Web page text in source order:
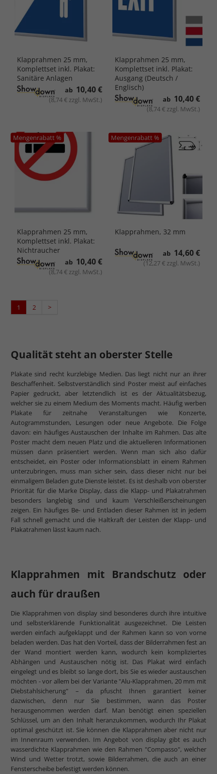
Klapprahmen 25 mm,
Komplettset inkl. Plakat:
Sanitäre Anlagen
ab 10,40 €
(8,74 € zzgl. MwSt.)
Klapprahmen 25 mm,
Komplettset inkl. Plakat:
Ausgang (Deutsch /
Englisch)
ab 10,40 €
(8,74 € zzgl. MwSt.)
Mengenrabatt %
Klapprahmen 25 mm,
Komplettset inkl. Plakat:
Nichtraucher
ab 10,40 €
(8,74 € zzgl. MwSt.)
Mengenrabatt %
Klapprahmen, 32 mm
ab 14,60 €
(12,27 € zzgl. MwSt.)
1 2 >
Qualität steht an oberster Stelle
Plakate sind recht kurzlebige Medien. Das liegt nicht nur an ihrer
Beschaffenheit. Selbstverständlich sind Poster meist auf einfaches
Papier gedruckt, aber letztendlich ist es der Aktualitätsbezug,
welcher sie zu einem Medium des Moments macht. Häufig werben
Plakate für zeitnahe Veranstaltungen wie Konzerte,
Autogrammstunden, Lesungen oder neue Angebote. Die Folge
davon: ein häufiges Austauschen der Inhalte im Rahmen. Das alte
Poster macht dem neuen Platz und die aktuelleren Informationen
müssen dann präsentiert werden. Wenn man sich also dafür
entscheidet, ein Poster oder Informationsblatt in einem Rahmen
unterzubringen, muss man sicher sein, dass dieser nicht nur bei
einmaligem Beladen gute Dienste leistet. Es ist deshalb von oberster
Priorität für die Marke Display, dass die Klapp- und Plakatrahmen
besonders langlebig sind und kaum Verschleißerscheinungen
zeigen. Ein häufiges Be- und Entladen dieser Rahmen ist in jedem
Fall schnell gemacht und die Haltkraft der Leisten der Klapp- und
Plakatrahmen lässt kaum nach.
Klapprahmen mit Brandschutz oder
auch für draußen
Die Klapprahmen von display sind besonderes durch ihre intuitive
und selbsterklärende Funktionalität ausgezeichnet. Die Leisten
werden einfach aufgeklappt und der Rahmen kann so von vorne
beladen werden. Das hat den Vorteil, dass der Bilderrahmen fest an
der Wand montiert werden kann, wodurch kein kompliziertes
Abhängen und Austauschen nötig ist. Das Plakat wird einfach
eingelegt und es bleibt so lange dort, bis Sie es wieder austauschen
möchten - vor allem bei der Variante "Alu-Klapprahmen, 20 mm mit
Diebstahlsicherung" – da pfuscht Ihnen garantiert keiner
dazwischen, denn nur Sie bestimmen, wann das Poster
herausgenommen werden darf. Man benötigt einen speziellen
Schlüssel, um an den Inhalt heranzukommen, wodurch Ihr Plakat
optimal geschützt ist. Sie können die Klapprahmen aber nicht nur
im Innenraum verwenden. Im Angebot von display gibt es auch
wasserdichte Klapprahmen wie den Rahmen "Compasso", welcher
Wind und Wetter trotzt, sowie Bilderrahmen, die auch an einer
Fensterscheibe befestigt werden können.